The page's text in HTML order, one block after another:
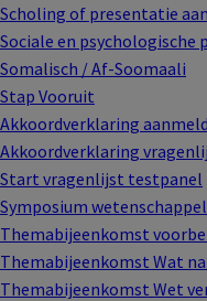
Scholing of presentatie
Sociale en
Somalisch / Af-Soomaali
Stap Vooruit
Akkoordverklaring
Akkoordverklaring
Start vragenlijst testpanel
Symposium
Themabijeenkomst
Themabijeenkomst Wat
Themabijeenkomst Wet